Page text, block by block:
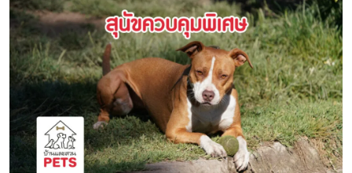
ถูกเรียกว่า “Greyhound ของคนจน” เพราะชนชั้นแรงงาน
โดยเฉพาะ คนทำงานเหมืองถ่านหินทางตอนเหนือของอังกฤษ ที่
ไม่สามารถเลี้ยง Greyhound ได้เนื่องจากขนาดใหญ่ และค่าใช้
จ่ายสูง พวกเขาจึงพัฒนา Whippet ให้มีขนาดเล็กลงแต่ยังคง
ความเร็ว และความสามารถในการล่าสัตว์ Whippet ได้รับความ
นิยมอย่างรวดเร็วในกลุ่มคนทำงาน พวกมันถูกใช้ในการล่า
กระต่าย แม้ว่าหลังจากนั้นง านล่าสัตว์จะลดลง แต่ Whippet
ก็กลายเป็นสุนัขแข่งประจำผับ และเมืองอุตสาหกรรม มีการ
จัดการแข่งขัน “rag racing” หรือการแข่งวิ่งโดยใช้ผ้าขี้ริ้วเป็น